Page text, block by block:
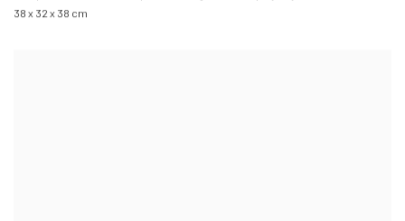
38 x 32 x 38 cm